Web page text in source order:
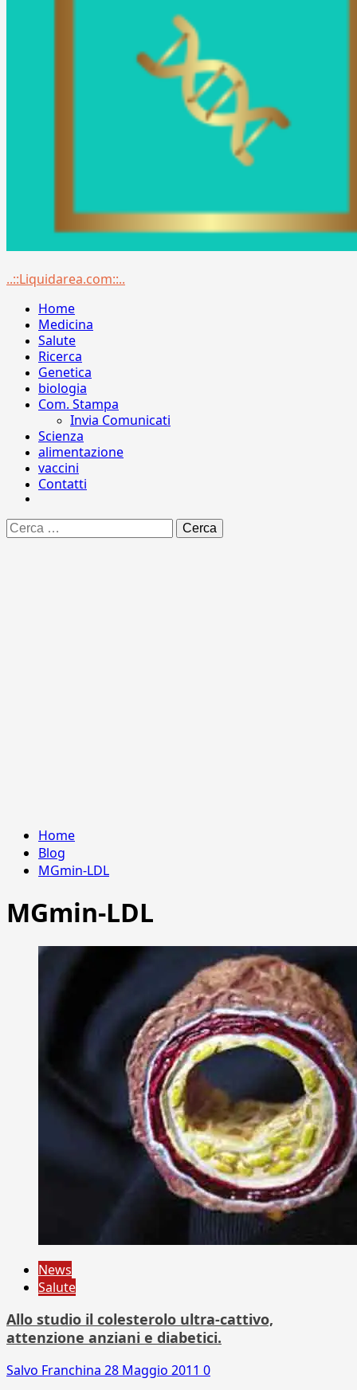
Menu
..::Liquidarea.com::..
Home
Medicina
Salute
Ricerca
Genetica
biologia
Com. Stampa
Invia Comunicati
Scienza
alimentazione
vaccini
Contatti
Ricerca
per:
Home
Blog
MGmin-LDL
MGmin-LDL
News
Salute
Allo studio il colesterolo ultra-cattivo,
attenzione anziani e diabetici.
Salvo Franchina 28 Maggio 2011 0